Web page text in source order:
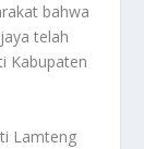
bahwa
telah
Kabupaten
Lamteng